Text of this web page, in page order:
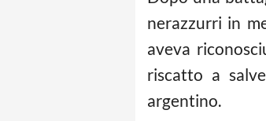
nerazzurri in
aveva
riscatto a
argentino.